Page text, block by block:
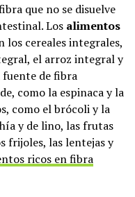
que no se disuelve
Los alimentos
los cereales integrales,
el arroz integral y
fuente de fibra
como la espinaca y la
como el brócoli y la
y de lino, las frutas
frijoles, las lentejas y
ricos en fibra